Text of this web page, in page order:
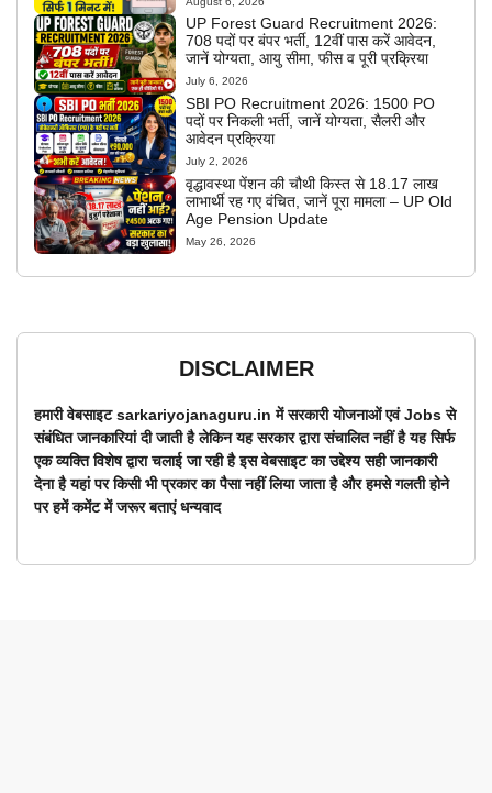
UP Forest Guard Recruitment 2026:
708 पदों पर बंपर भर्ती, 12वीं पास करें आवेदन,
जानें योग्यता, आयु सीमा, फीस व पूरी प्रक्रिया
July 6, 2026
SBI PO Recruitment 2026: 1500 PO
पदों पर निकली भर्ती, जानें योग्यता, सैलरी और
आवेदन प्रक्रिया
July 2, 2026
वृद्धावस्था पेंशन की चौथी किस्त से 18.17 लाख
लाभार्थी रह गए वंचित, जानें पूरा मामला – UP Old
Age Pension Update
May 26, 2026
DISCLAIMER
हमारी वेबसाइट sarkariyojanaguru.in में सरकारी योजनाओं एवं Jobs से
संबंधित जानकारियां दी जाती है लेकिन यह सरकार द्वारा संचालित नहीं है यह सिर्फ
एक व्यक्ति विशेष द्वारा चलाई जा रही है इस वेबसाइट का उद्देश्य सही जानकारी
देना है यहां पर किसी भी प्रकार का पैसा नहीं लिया जाता है और हमसे गलती होने
पर हमें कमेंट में जरूर बताएं धन्यवाद